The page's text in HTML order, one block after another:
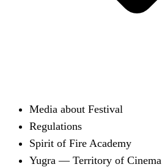
Media about Festival
Regulations
Spirit of Fire Academy
Yugra — Territory of Cinema